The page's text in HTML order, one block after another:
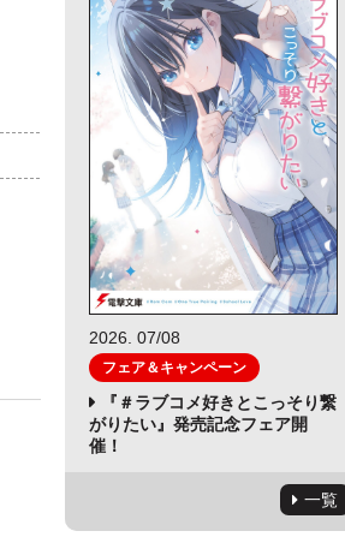
2026. 07/08
フェア＆キャンペーン
『＃ラブコメ好きとこっそり繋
がりたい』発売記念フェア開
催！
一覧